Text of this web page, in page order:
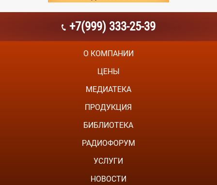
+7(999) 333-25-39
О КОМПАНИИ
ЦЕНЫ
МЕДИАТЕКА
ПРОДУКЦИЯ
БИБЛИОТЕКА
РАДИОФОРУМ
УСЛУГИ
НОВОСТИ